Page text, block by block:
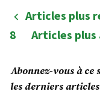
Pagination
des
Articles plus
8
Articles plus
Abonnez-vous à
les derniers